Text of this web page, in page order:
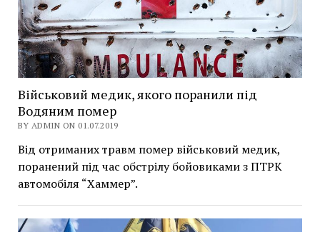
Військовий медик, якого поранили під
Водяним помер
BY ADMIN ON 01.07.2019
Від отриманих травм помер військовий медик,
поранений під час обстрілу бойовиками з ПТРК
автомобіля “Хаммер”.